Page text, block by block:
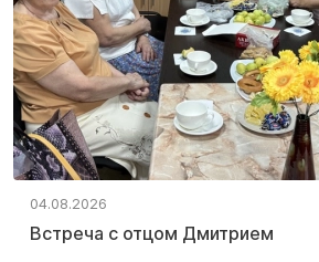
04.08.2026
Встреча с отцом Дмитрием